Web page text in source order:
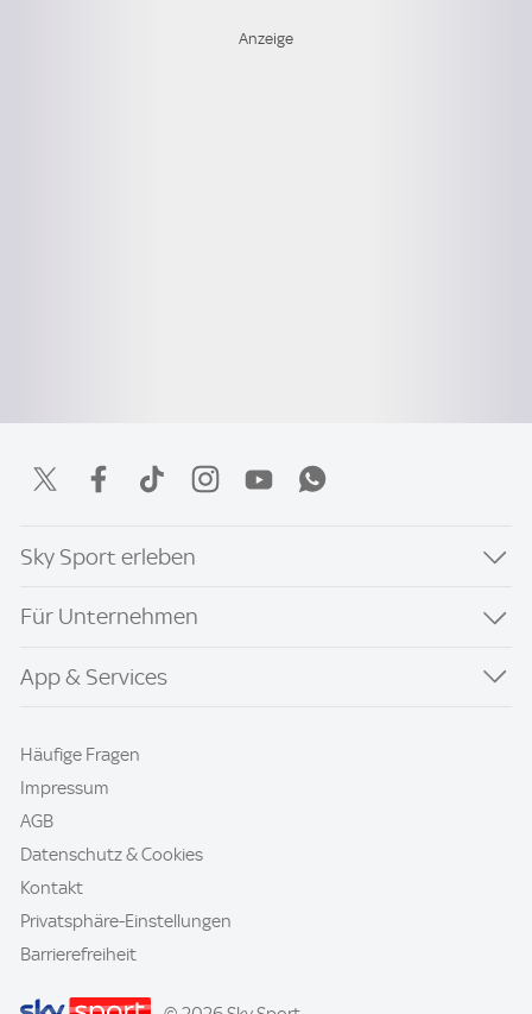
Sky Sport erleben
Für Unternehmen
App & Services
Häufige Fragen
Impressum
AGB
Datenschutz & Cookies
Kontakt
Privatsphäre-Einstellungen
Barrierefreiheit